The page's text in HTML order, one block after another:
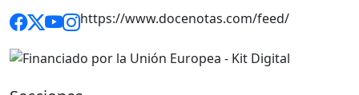
https://www.docenotas.com/feed/